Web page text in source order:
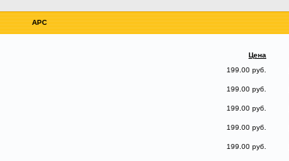
APC
Цена
199.00 руб.
199.00 руб.
199.00 руб.
199.00 руб.
199.00 руб.